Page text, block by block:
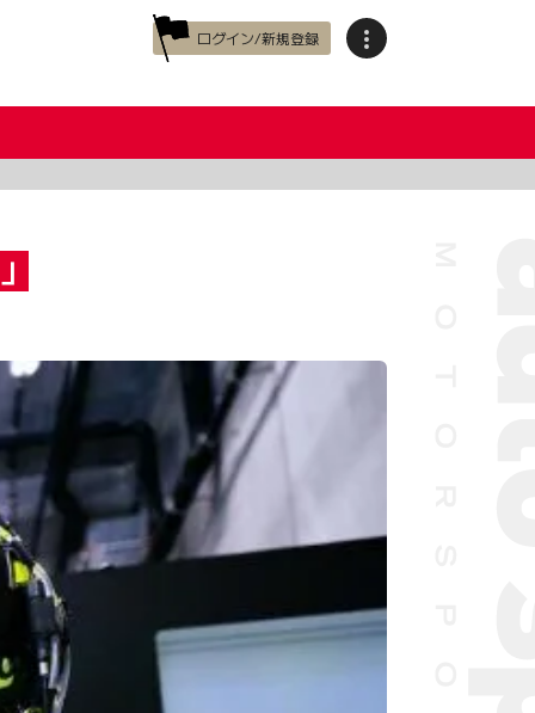
ログイン/新規登録